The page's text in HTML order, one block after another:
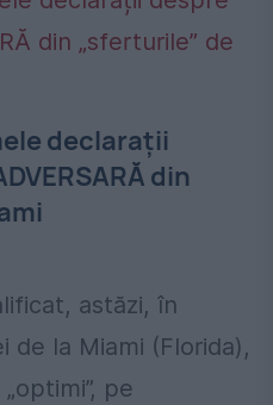
declarații
din
astăzi, în
de la Miami (Florida),
pe